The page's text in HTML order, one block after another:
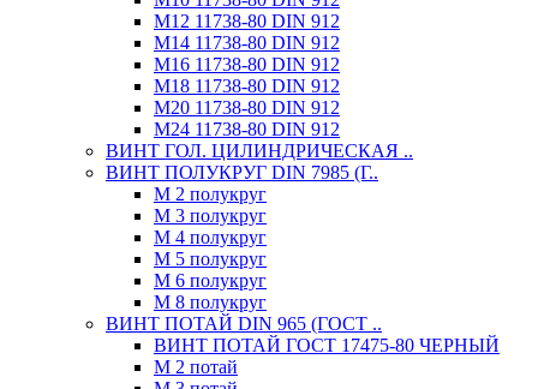
М12 11738-80 DIN 912
М14 11738-80 DIN 912
М16 11738-80 DIN 912
М18 11738-80 DIN 912
М20 11738-80 DIN 912
М24 11738-80 DIN 912
ВИНТ ГОЛ. ЦИЛИНДРИЧЕСКАЯ ..
ВИНТ ПОЛУКРУГ DIN 7985 (Г..
М 2 полукруг
М 3 полукруг
М 4 полукруг
М 5 полукруг
М 6 полукруг
М 8 полукруг
ВИНТ ПОТАЙ DIN 965 (ГОСТ ..
ВИНТ ПОТАЙ ГОСТ 17475-80 ЧЕРНЫЙ
М 2 потай